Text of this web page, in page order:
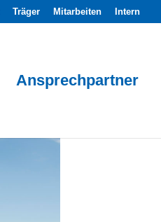
Träger Mitarbeiten Intern
Ansprechpartner